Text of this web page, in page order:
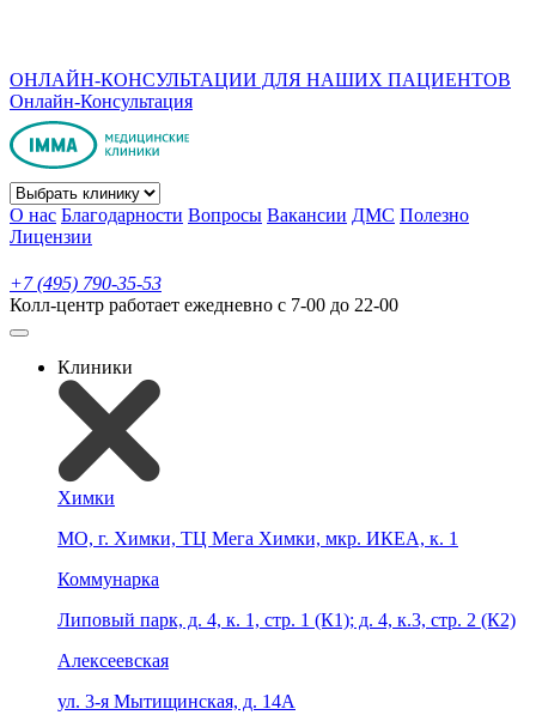
ОНЛАЙН-КОНСУЛЬТАЦИИ ДЛЯ НАШИХ ПАЦИЕНТОВ
Онлайн-Консультация
О нас Благодарности Вопросы Вакансии ДМС Полезно
Лицензии
+7 (495) 790-35-53
Колл-центр работает ежедневно с 7-00 до 22-00
Клиники
Химки
МО, г. Химки, ТЦ Мега Химки, мкр. ИКЕА, к. 1
Коммунарка
Липовый парк, д. 4, к. 1, стр. 1 (К1); д. 4, к.3, стр. 2 (К2)
Алексеевская
ул. 3-я Мытищинская, д. 14А